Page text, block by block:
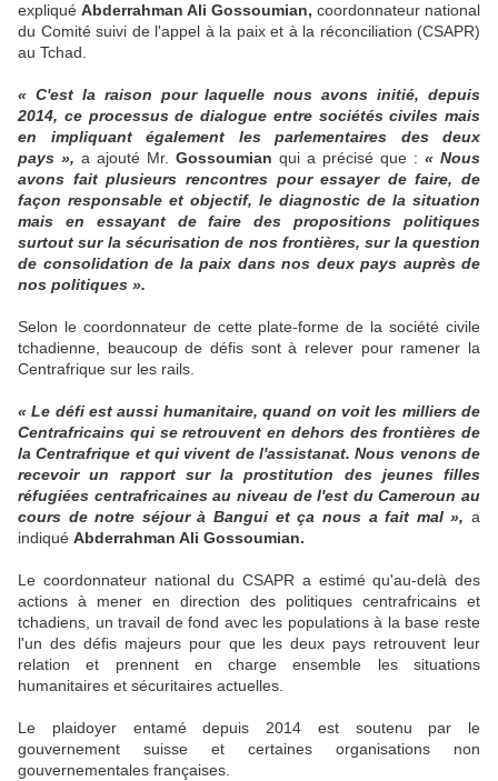
expliqué Abderrahman Ali Gossoumian, coordonnateur national
du Comité suivi de l'appel à la paix et à la réconciliation (CSAPR)
au Tchad.
« C'est la raison pour laquelle nous avons initié, depuis
2014, ce processus de dialogue entre sociétés civiles mais
en impliquant également les parlementaires des deux
pays », a ajouté Mr. Gossoumian qui a précisé que : « Nous
avons fait plusieurs rencontres pour essayer de faire, de
façon responsable et objectif, le diagnostic de la situation
mais en essayant de faire des propositions politiques
surtout sur la sécurisation de nos frontières, sur la question
de consolidation de la paix dans nos deux pays auprès de
nos politiques ».
Selon le coordonnateur de cette plate-forme de la société civile
tchadienne, beaucoup de défis sont à relever pour ramener la
Centrafrique sur les rails.
« Le défi est aussi humanitaire, quand on voit les milliers de
Centrafricains qui se retrouvent en dehors des frontières de
la Centrafrique et qui vivent de l'assistanat. Nous venons de
recevoir un rapport sur la prostitution des jeunes filles
réfugiées centrafricaines au niveau de l'est du Cameroun au
cours de notre séjour à Bangui et ça nous a fait mal », a
indiqué Abderrahman Ali Gossoumian.
Le coordonnateur national du CSAPR a estimé qu'au-delà des
actions à mener en direction des politiques centrafricains et
tchadiens, un travail de fond avec les populations à la base reste
l'un des défis majeurs pour que les deux pays retrouvent leur
relation et prennent en charge ensemble les situations
humanitaires et sécuritaires actuelles.
Le plaidoyer entamé depuis 2014 est soutenu par le
gouvernement suisse et certaines organisations non
gouvernementales françaises.